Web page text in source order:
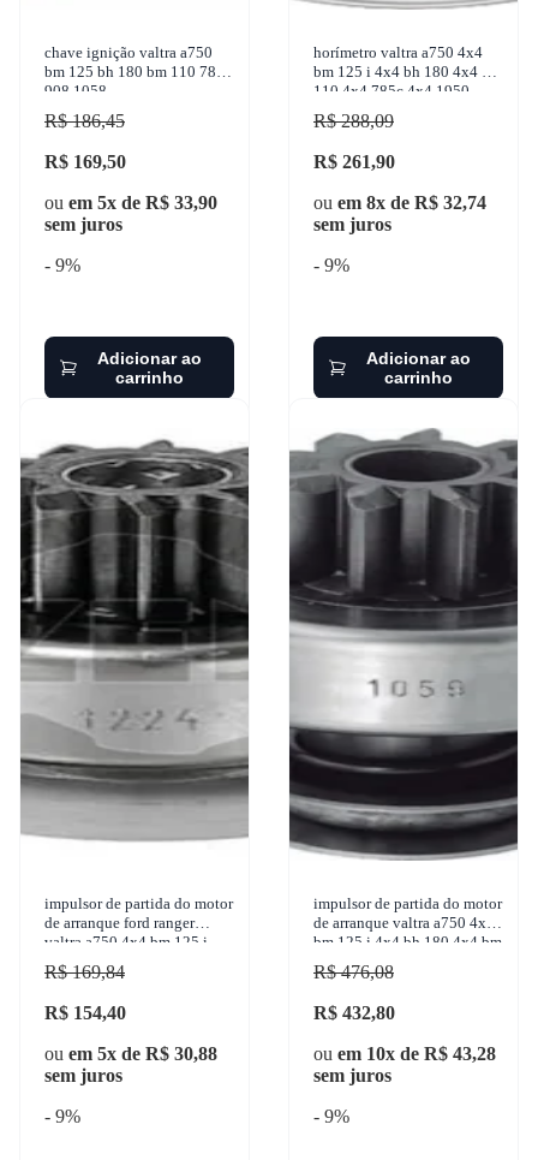
chave ignição valtra a750
bm 125 bh 180 bm 110 785c
908.1058
R$ 186,45
R$ 169,50
ou em 5x de R$ 33,90
sem juros
- 9%
Adicionar ao
carrinho
horímetro valtra a750 4x4
bm 125 i 4x4 bh 180 4x4 bm
110 4x4 785c 4x4 1950-
2017 vdo - d10001r
R$ 288,09
R$ 261,90
ou em 8x de R$ 32,74
sem juros
- 9%
Adicionar ao
carrinho
impulsor de partida do motor
de arranque ford ranger
valtra a750 4x4 bm 125 i
4x4 bh 180 4x4 bm 110 4x4
1950-2017 zen -
R$ 169,84
R$ 154,40
ou em 5x de R$ 30,88
sem juros
- 9%
impulsor de partida do motor
de arranque valtra a750 4x4
bm 125 i 4x4 bh 180 4x4 bm
110 4x4 785c 4x4 1950-
2017 zen - 105
R$ 476,08
R$ 432,80
ou em 10x de R$ 43,28
sem juros
- 9%